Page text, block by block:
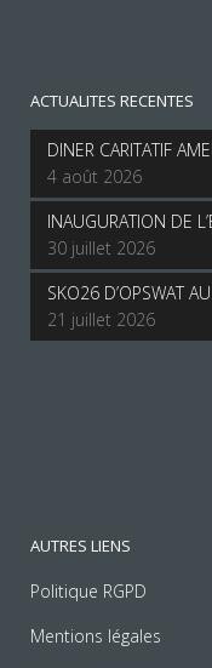
ACTUALITES RECENTES
DINER CARITATIF
4 août 2026
INAUGURATION DE
30 juillet 2026
SKO26 D’OPSWAT
21 juillet 2026
AUTRES LIENS
Politique RGPD
Mentions légales